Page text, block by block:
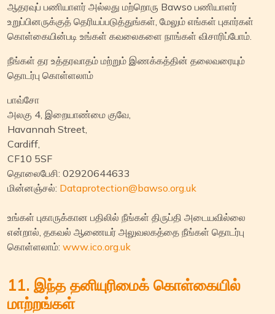
ஆதரவுப் பணியாளர் அல்லது மற்றொரு Bawso பணியாளர்
உறுப்பினருக்குத் தெரியப்படுத்துங்கள், மேலும் எங்கள் புகார்கள்
கொள்கையின்படி உங்கள் கவலைகளை நாங்கள் விசாரிப்போம்.
நீங்கள் தர உத்தரவாதம் மற்றும் இணக்கத்தின் தலைவரையும்
தொடர்பு கொள்ளலாம்
பாவ்சோ
அலகு 4, இறையாண்மை குவே,
Havannah Street,
Cardiff,
CF10 5SF
தொலைபேசி: 02920644633
மின்னஞ்சல்: Dataprotection@bawso.org.uk
உங்கள் புகாருக்கான பதிலில் நீங்கள் திருப்தி அடையவில்லை
என்றால், தகவல் ஆணையர் அலுவலகத்தை நீங்கள் தொடர்பு
கொள்ளலாம்: www.ico.org.uk
11. இந்த தனியுரிமைக் கொள்கையில்
மாற்றங்கள்